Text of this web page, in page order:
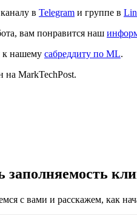
в Telegram и группе в
вам понравится наш
к нашему сабреддиту по МL.
на MarkTechPost.
заполняемость
с вами и расскажем, как